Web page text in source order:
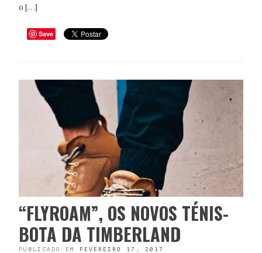
o […]
Save
“FLYROAM”, OS NOVOS TÉNIS-
BOTA DA TIMBERLAND
PUBLICADO EM FEVEREIRO 17, 2017